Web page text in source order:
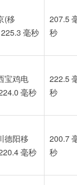
(移
毫秒
207.5
秒
宝鸡电
毫秒
222.5
秒
德阳移
毫秒
200.7
秒